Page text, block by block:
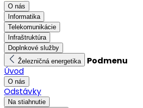
O nás
Informatika
Telekomunikácie
Infraštruktúra
Doplnkové služby
Železničná energetika
Podmenu
Úvod
O nás
Odstávky
Na stiahnutie